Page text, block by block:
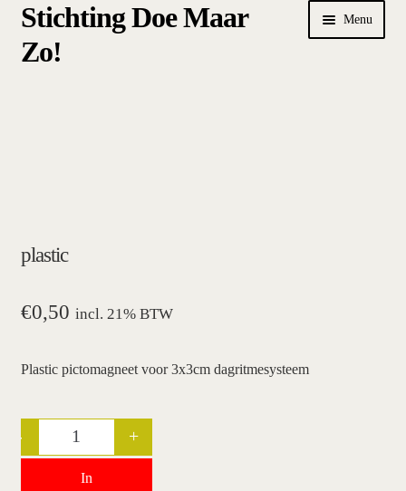
Ga
naar
Ga
de
Stichting Doe Maar
Zo!
Menu
bestellen
hoe werkt een plansysteem
wie wij zijn / contact
plastic
€0,50 incl. 21% BTW
Plastic pictomagneet voor 3x3cm dagritmesysteem
Quantity
- +
In